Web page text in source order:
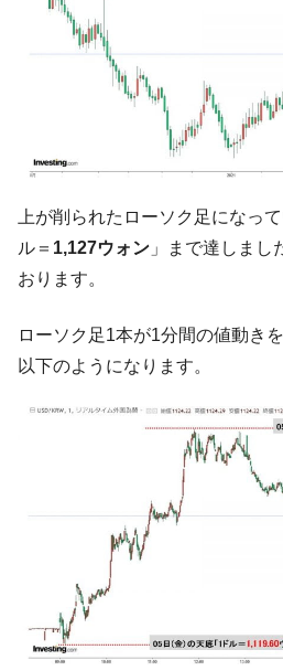
体だけで410億ドル、輸出全体の
『Money1』
韓国･李在明「青
や、若者に起業させよう」⇒ どん
【韓国の外貨準備
ル。外平債の発行「19.4億ドル」
『Money1』
韓国「ここは北朝
『Money1』
韓国･李在明さっ
言。
『Money1』
す」⇒「金を経由するドル入手」
『Money1』
韓国･外為取引量「
ル」まで拡大 ⇒ 海外資金の動き
韓国･帰ってきた
い「50.5％」に上昇
『Money1』
韓国大統領府ボン
た ⇒ 国家が行った恐るべき株価
『Money1』
韓国･警察職員が
動」
上が削られたローソク足になっ
ル＝ 1,127ウォン 」まで達しまし
おります。
ローソク足1本が1分間の値動き
以下のようになります。